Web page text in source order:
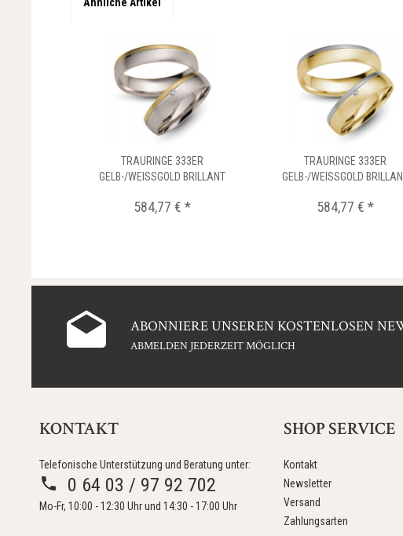
TRAURINGE 333ER
GELB-/WEISSGOLD BRILLANT
584,77 € *
TRAURINGE 333ER
GELB-/WEISSGOLD
584,77 € *
ABONNIERE UNSEREN KOSTENLOSEN
ABMELDEN JEDERZEIT MÖGLICH
KONTAKT
Telefonische Unterstützung und Beratung unter:
0 64 03 / 97 92 702
Mo-Fr, 10:00 - 12:30 Uhr und 14:30 - 17:00 Uhr
SHOP SERVICE
Kontakt
Newsletter
Versand
Zahlungsarten